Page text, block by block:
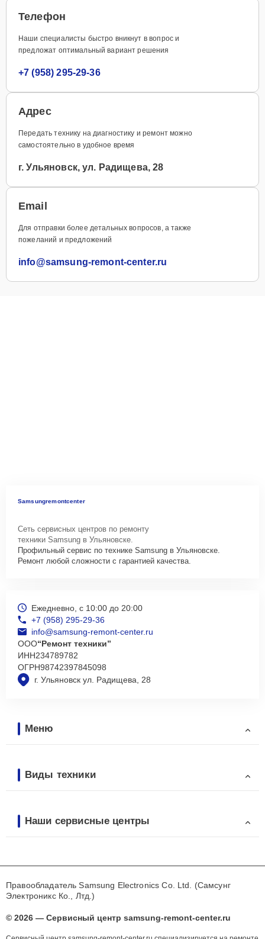
Телефон
Наши специалисты быстро вникнут в вопрос и
предложат оптимальный вариант решения
+7 (958) 295-29-36
Адрес
Передать технику на диагностику и ремонт можно
самостоятельно в удобное время
г. Ульяновск, ул. Радищева, 28
Email
Для отправки более детальных вопросов, а также
пожеланий и предложений
info@samsung-remont-center.ru
Samsungremontcenter
Сеть сервисных центров по ремонту
техники Samsung в Ульяновске.
Профильный сервис по технике Samsung в Ульяновске.
Ремонт любой сложности с гарантией качества.
г. Ульяновск ул. Радищева, 28
Ежедневно, с 10:00 до 20:00
+7 (958) 295-29-36
info@samsung-remont-center.ru
ООО“Ремонт техники”
ИНН234789782
ОГРН98742397845098
Меню
Виды техники
Наши сервисные центры
Правообладатель Samsung Electronics Co. Ltd. (Самсунг
Электроникс Ко., Лтд.)
© 2026 — Сервисный центр samsung-remont-center.ru